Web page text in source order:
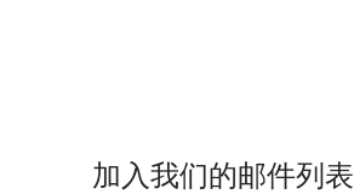
加入我们的邮件列表